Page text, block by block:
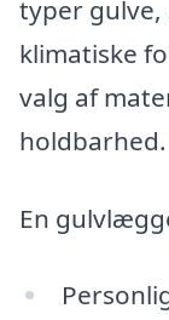
typer gulve,
klimatiske
valg af
holdbarhed.
En